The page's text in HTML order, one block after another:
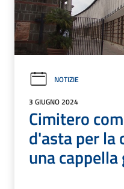
NOTIZIE
3 GIUGNO 2024
Cimitero
d'asta per la
una